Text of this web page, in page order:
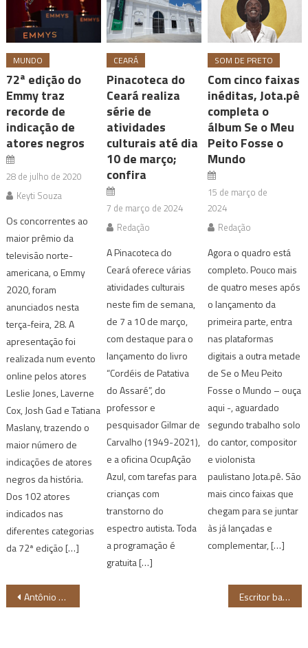
MUNDO
72ª edição do
Emmy traz
recorde de
indicação de
atores negros
28 de julho de 2020
Keyti Souza
Os concorrentes ao
maior prêmio da
televisão norte-
americana, o Emmy
2020, foram
anunciados nesta
terça-feira, 28. A
apresentação foi
realizada num evento
online pelos atores
Leslie Jones, Laverne
Cox, Josh Gad e Tatiana
Maslany, trazendo o
maior número de
indicações de atores
negros da história.
Dos 102 atores
indicados nas
diferentes categorias
da 72ª edição […]
CEARÁ
Pinacoteca do
Ceará realiza
série de
atividades
culturais até dia
10 de março;
confira
7 de março de 2024
Redação
A Pinacoteca do
Ceará oferece várias
atividades culturais
neste fim de semana,
de 7 a 10 de março,
com destaque para o
lançamento do livro
“Cordéis de Patativa
do Assaré”, do
professor e
pesquisador Gilmar de
Carvalho (1949-2021),
e a oficina OcupAção
Azul, com tarefas para
crianças com
transtorno do
espectro autista. Toda
a programação é
gratuita […]
SOM DE PRETO
Com cinco faixas
inéditas, Jota.pê
completa o
álbum Se o Meu
Peito Fosse o
Mundo
15 de março de
2024
Redação
Agora o quadro está
completo. Pouco mais
de quatro meses após
o lançamento da
primeira parte, entra
nas plataformas
digitais a outra metade
de Se o Meu Peito
Fosse o Mundo – ouça
aqui -, aguardado
segundo trabalho solo
do cantor, compositor
e violonista
paulistano Jota.pê. São
mais cinco faixas que
chegam para se juntar
às já lançadas e
complementar, […]
Navegação
Antônio Pitanga recebe homenagem no Festival de Cinema Brasileiro em Paris Escritor baiano Wesley Correia lança livro de poesias “Secreta Ilusão”